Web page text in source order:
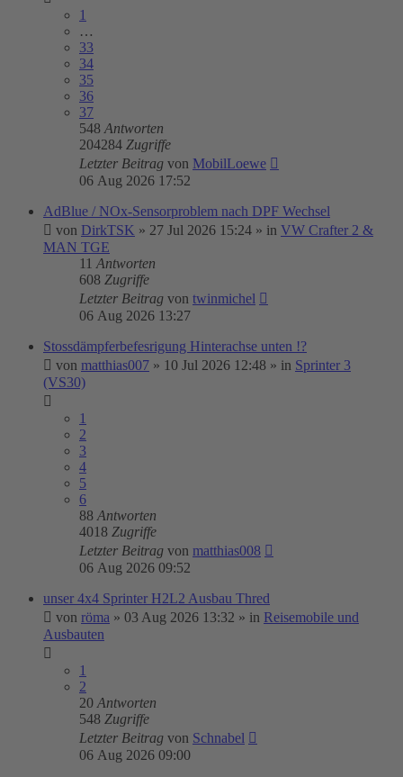
1
…
33
34
35
36
37
548 Antworten
204284 Zugriffe
Letzter Beitrag von MobilLoewe
06 Aug 2026 17:52
AdBlue / NOx-Sensorproblem nach DPF Wechsel
von DirkTSK » 27 Jul 2026 15:24 » in VW Crafter 2 &
MAN TGE
11 Antworten
608 Zugriffe
Letzter Beitrag von twinmichel
06 Aug 2026 13:27
Stossdämpferbefesrigung Hinterachse unten !?
von matthias007 » 10 Jul 2026 12:48 » in Sprinter 3
(VS30)
1
2
3
4
5
6
88 Antworten
4018 Zugriffe
Letzter Beitrag von matthias008
06 Aug 2026 09:52
unser 4x4 Sprinter H2L2 Ausbau Thred
von röma » 03 Aug 2026 13:32 » in Reisemobile und
Ausbauten
1
2
20 Antworten
548 Zugriffe
Letzter Beitrag von Schnabel
06 Aug 2026 09:00